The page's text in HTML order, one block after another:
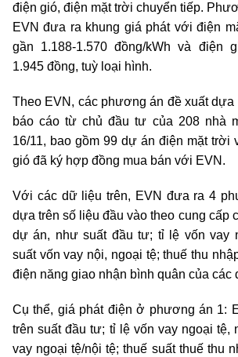
điện gió, điện mặt trời chuyển tiếp.
EVN đưa ra khung giá phát với điện
gần 1.188-1.570 đồng/kWh và điện
1.945 đồng, tuỳ loại hình.
Theo EVN, các phương án đề xuất
báo cáo từ chủ đầu tư của 208 nhà
16/11, bao gồm 99 dự án điện mặt trời
gió đã ký hợp đồng mua bán với EVN.
Với các dữ liệu trên, EVN đưa ra 4
dựa trên số liệu đầu vào theo cung cấp
dự án, như suất đầu tư; tỉ lệ vốn vay
suất vốn vay nội, ngoại tệ; thuế thu
điện năng giao nhận bình quân của các
Cụ thể, giá phát điện ở phương án 1:
trên suất đầu tư; tỉ lệ vốn vay ngoại tệ,
vay ngoại tệ/nội tệ; thuế suất thuế thu